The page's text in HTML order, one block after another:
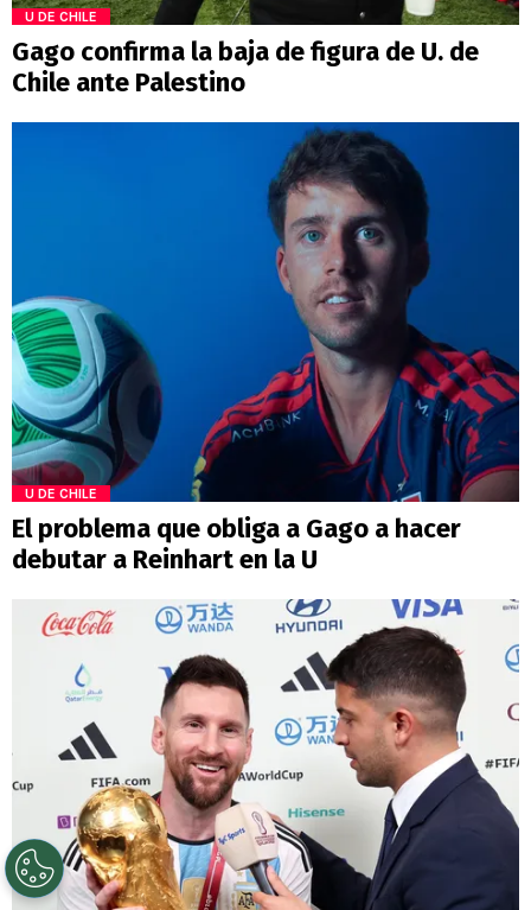
U DE CHILE
Gago confirma la baja de figura de U. de
Chile ante Palestino
U DE CHILE
El problema que obliga a Gago a hacer
debutar a Reinhart en la U